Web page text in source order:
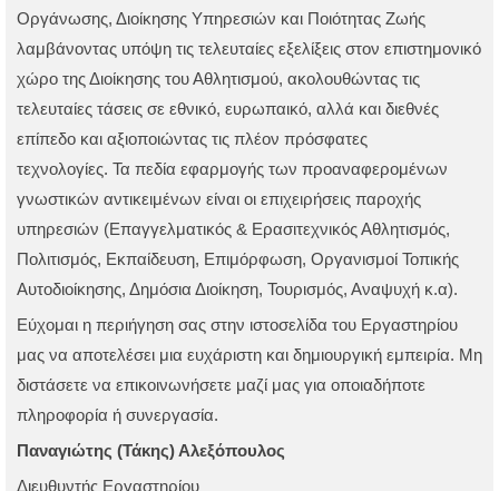
Οργάνωσης, Διοίκησης Υπηρεσιών και Ποιότητας Ζωής
λαμβάνοντας υπόψη τις τελευταίες εξελίξεις στον επιστημονικό
χώρο της Διοίκησης του Αθλητισμού, ακολουθώντας τις
τελευταίες τάσεις σε εθνικό, ευρωπαικό, αλλά και διεθνές
επίπεδο και αξιοποιώντας τις πλέον πρόσφατες
τεχνολογίες. Τα πεδία εφαρμογής των προαναφερομένων
γνωστικών αντικειμένων είναι οι επιχειρήσεις παροχής
υπηρεσιών (Επαγγελματικός & Ερασιτεχνικός Αθλητισμός,
Πολιτισμός, Εκπαίδευση, Επιμόρφωση, Οργανισμοί Τοπικής
Αυτοδιοίκησης, Δημόσια Διοίκηση, Τουρισμός, Αναψυχή κ.α).
Εύχομαι η περιήγηση σας στην ιστοσελίδα του Εργαστηρίου
μας να αποτελέσει μια ευχάριστη και δημιουργική εμπειρία. Μη
διστάσετε να επικοινωνήσετε μαζί μας για οποιαδήποτε
πληροφορία ή συνεργασία.
Παναγιώτης (Τάκης) Αλεξόπουλος
Διευθυντής Εργαστηρίου